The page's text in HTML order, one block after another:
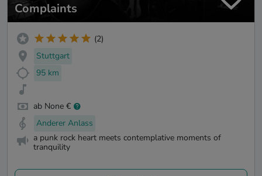
Complaints
(2)
Stuttgart
95 km
ab None €
Anderer Anlass
a punk rock heart meets contemplative moments of
tranquility